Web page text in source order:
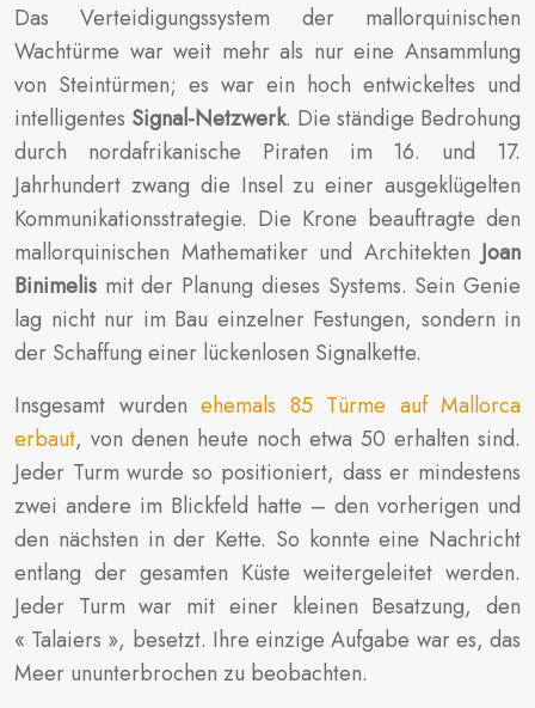
Das Verteidigungssystem der mallorquinischen
Wachtürme war weit mehr als nur eine Ansammlung
von Steintürmen; es war ein hoch entwickeltes und
intelligentes Signal-Netzwerk. Die ständige Bedrohung
durch nordafrikanische Piraten im 16. und 17.
Jahrhundert zwang die Insel zu einer ausgeklügelten
Kommunikationsstrategie. Die Krone beauftragte den
mallorquinischen Mathematiker und Architekten Joan
Binimelis mit der Planung dieses Systems. Sein Genie
lag nicht nur im Bau einzelner Festungen, sondern in
der Schaffung einer lückenlosen Signalkette.
Insgesamt wurden ehemals 85 Türme auf Mallorca
erbaut, von denen heute noch etwa 50 erhalten sind.
Jeder Turm wurde so positioniert, dass er mindestens
zwei andere im Blickfeld hatte – den vorherigen und
den nächsten in der Kette. So konnte eine Nachricht
entlang der gesamten Küste weitergeleitet werden.
Jeder Turm war mit einer kleinen Besatzung, den
« Talaiers », besetzt. Ihre einzige Aufgabe war es, das
Meer ununterbrochen zu beobachten.